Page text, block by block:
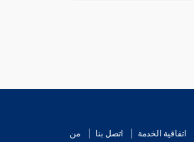
اتفاقية الخدمة اتصل بنا من